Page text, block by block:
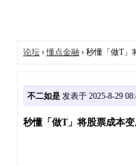
论坛›懂点金融› 秒懂「做T」
不二如是发表于 2025-8-29
秒懂「做T」将股票成本